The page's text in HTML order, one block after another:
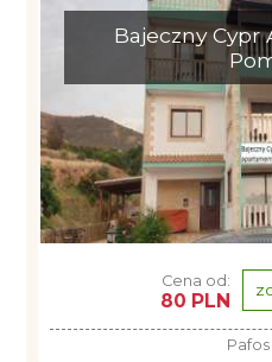
Bajeczny
Cena od:
80 PLN